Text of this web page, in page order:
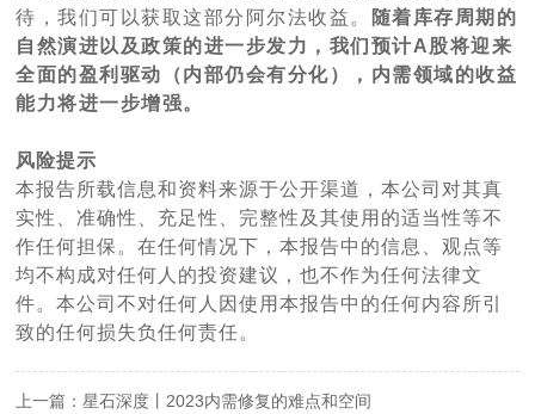
待，我们可以获取这部分阿尔法收益。
随着库存周期的
自然演进以及政策的进一步发力，我们预计A股将迎来
全面的盈利驱动（内部仍会有分化），内需领域的收益
能力将进一步增强。
风险提示
本报告所载信息和资料来源于公开渠道，本公司对其真
实性、准确性、充足性、完整性及其使用的适当性等不
作任何担保。在任何情况下，本报告中的信息、观点等
均不构成对任何人的投资建议，也不作为任何法律文
件。本公司不对任何人因使用本报告中的任何内容所引
致的任何损失负任何责任。
上一篇：星石深度丨2023内需修复的难点和空间